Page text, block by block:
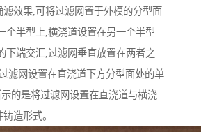
效果,可将过滤网置于外模的分型面
个半型上,横浇道设置在另一个半型
下端交汇,过滤网垂直放置在两者之
滤网设置在直浇道下方分型面处的单
的是将过滤网设置在直浇道与横浇
造形式。